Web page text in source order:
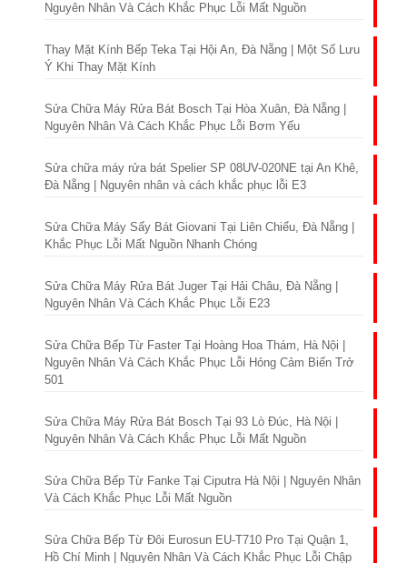
Nguyên Nhân Và Cách Khắc Phục Lỗi Mất Nguồn
Thay Mặt Kính Bếp Teka Tại Hội An, Đà Nẵng | Một Số Lưu
Ý Khi Thay Mặt Kính
Sửa Chữa Máy Rửa Bát Bosch Tại Hòa Xuân, Đà Nẵng |
Nguyên Nhân Và Cách Khắc Phục Lỗi Bơm Yếu
Sửa chữa máy rửa bát Spelier SP 08UV-020NE tại An Khê,
Đà Nẵng | Nguyên nhân và cách khắc phục lỗi E3
Sửa Chữa Máy Sấy Bát Giovani Tại Liên Chiểu, Đà Nẵng |
Khắc Phục Lỗi Mất Nguồn Nhanh Chóng
Sửa Chữa Máy Rửa Bát Juger Tại Hải Châu, Đà Nẵng |
Nguyên Nhân Và Cách Khắc Phục Lỗi E23
Sửa Chữa Bếp Từ Faster Tại Hoàng Hoa Thám, Hà Nội |
Nguyên Nhân Và Cách Khắc Phục Lỗi Hỏng Cảm Biến Trở
501
Sửa Chữa Máy Rửa Bát Bosch Tại 93 Lò Đúc, Hà Nội |
Nguyên Nhân Và Cách Khắc Phục Lỗi Mất Nguồn
Sửa Chữa Bếp Từ Fanke Tại Ciputra Hà Nội | Nguyên Nhân
Và Cách Khắc Phục Lỗi Mất Nguồn
Sửa Chữa Bếp Từ Đôi Eurosun EU-T710 Pro Tại Quận 1,
Hồ Chí Minh | Nguyên Nhân Và Cách Khắc Phục Lỗi Chập